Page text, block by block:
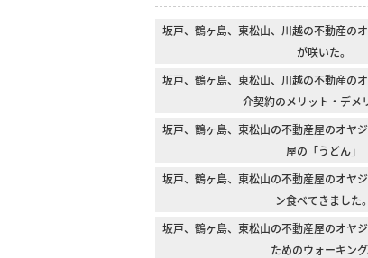
坂戸、鶴ヶ島、東松山、川越の不動産の
が咲いた。
坂戸、鶴ヶ島、東松山、川越の不動産の
介契約のメリット・デメ
坂戸、鶴ヶ島、東松山の不動産屋のオヤ
屋の「うどん」
坂戸、鶴ヶ島、東松山の不動産屋のオヤ
ン食べてきました。
坂戸、鶴ヶ島、東松山の不動産屋のオヤ
ためのウォーキング